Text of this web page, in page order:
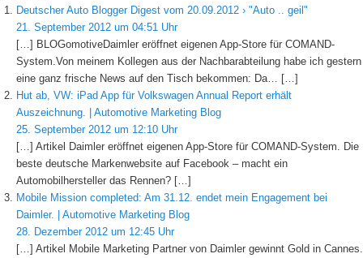
Deutscher Auto Blogger Digest vom 20.09.2012 › "Auto .. geil"
21. September 2012 um 04:51 Uhr
[…] BLOGomotiveDaimler eröffnet eigenen App-Store für COMAND-
System.Von meinem Kollegen aus der Nachbarabteilung habe ich gestern
eine ganz frische News auf den Tisch bekommen: Da… […]
Hut ab, VW: iPad App für Volkswagen Annual Report erhält
Auszeichnung. | Automotive Marketing Blog
25. September 2012 um 12:10 Uhr
[…] Artikel Daimler eröffnet eigenen App-Store für COMAND-System. Die
beste deutsche Markenwebsite auf Facebook – macht ein
Automobilhersteller das Rennen? […]
Mobile Mission completed: Am 31.12. endet mein Engagement bei
Daimler. | Automotive Marketing Blog
28. Dezember 2012 um 12:45 Uhr
[…] Artikel Mobile Marketing Partner von Daimler gewinnt Gold in Cannes.